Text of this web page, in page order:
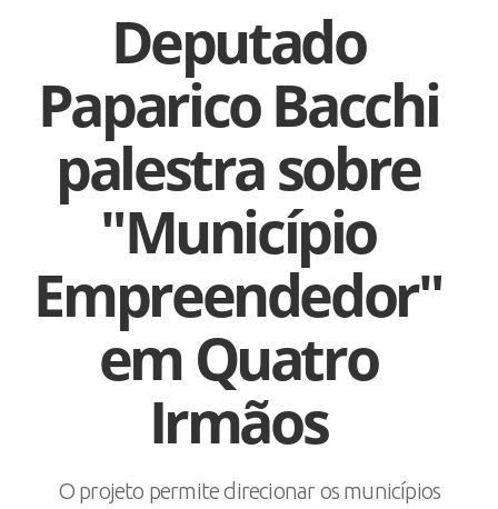
Deputado
Paparico Bacchi
palestra sobre
"Município
Empreendedor"
em Quatro
Irmãos
O projeto permite direcionar os municípios